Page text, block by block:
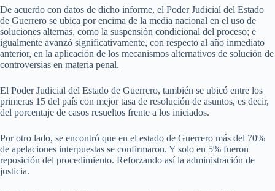
De acuerdo con datos de dicho informe, el Poder Judicial del Estado
de Guerrero se ubica por encima de la media nacional en el uso de
soluciones alternas, como la suspensión condicional del proceso; e
igualmente avanzó significativamente, con respecto al año inmediato
anterior, en la aplicación de los mecanismos alternativos de solución de
controversias en materia penal.
El Poder Judicial del Estado de Guerrero, también se ubicó entre los
primeras 15 del país con mejor tasa de resolución de asuntos, es decir,
del porcentaje de casos resueltos frente a los iniciados.
Por otro lado, se encontró que en el estado de Guerrero más del 70%
de apelaciones interpuestas se confirmaron. Y solo en 5% fueron
reposición del procedimiento. Reforzando así la administración de
justicia.